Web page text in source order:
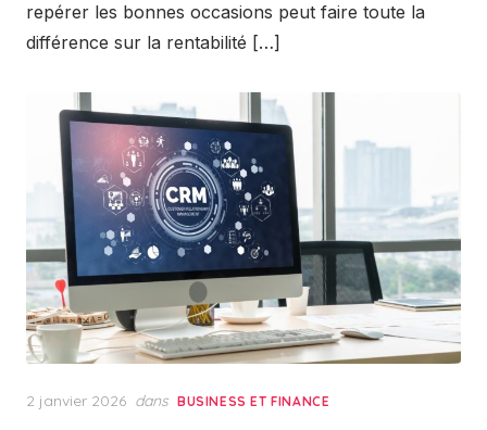
repérer les bonnes occasions peut faire toute la
différence sur la rentabilité […]
Posted
2 janvier 2026 dans BUSINESS ET FINANCE